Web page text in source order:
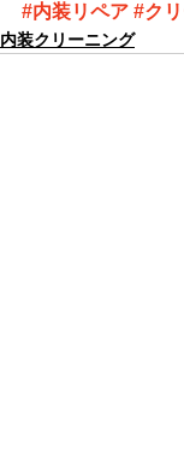
#内装リペア #ク
内装クリーニング